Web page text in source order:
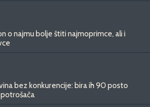
o najmu bolje štiti najmoprimce, ali i
bez konkurencije: bira ih 90 posto